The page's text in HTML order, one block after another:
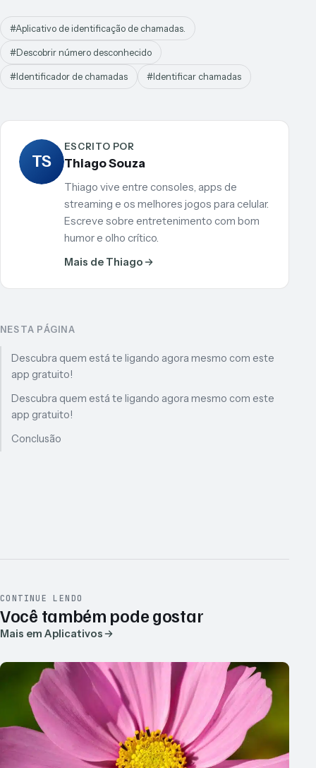
#Aplicativo de identificação de chamadas.
#Descobrir número desconhecido
#Identificador de chamadas #Identificar chamadas
TS
ESCRITO POR
Thiago Souza
Thiago vive entre consoles, apps de
streaming e os melhores jogos para celular.
Escreve sobre entretenimento com bom
humor e olho crítico.
Mais de Thiago
NESTA PÁGINA
Descubra quem está te ligando agora mesmo com este
app gratuito!
Descubra quem está te ligando agora mesmo com este
app gratuito!
Conclusão
CONTINUE LENDO
Você também pode gostar
Mais em Aplicativos